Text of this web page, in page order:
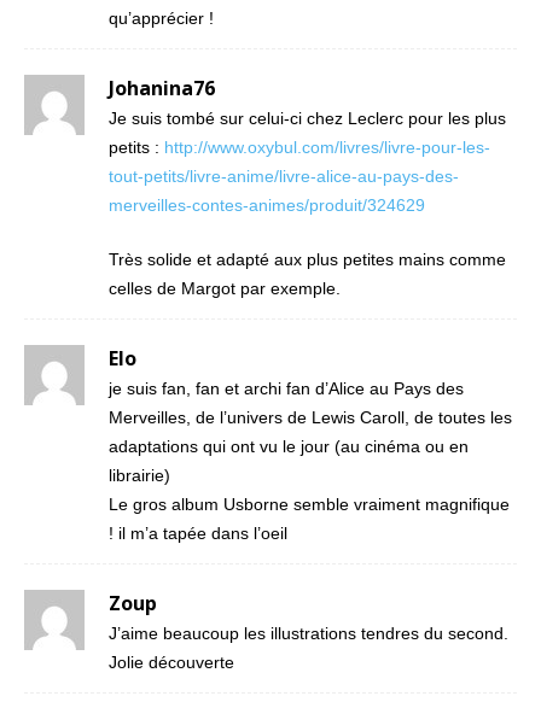
qu’apprécier !
Johanina76
Je suis tombé sur celui-ci chez Leclerc pour les plus
petits : http://www.oxybul.com/livres/livre-pour-les-
tout-petits/livre-anime/livre-alice-au-pays-des-
merveilles-contes-animes/produit/324629
Très solide et adapté aux plus petites mains comme
celles de Margot par exemple.
Elo
je suis fan, fan et archi fan d’Alice au Pays des
Merveilles, de l’univers de Lewis Caroll, de toutes les
adaptations qui ont vu le jour (au cinéma ou en
librairie)
Le gros album Usborne semble vraiment magnifique
! il m’a tapée dans l’oeil
Zoup
J’aime beaucoup les illustrations tendres du second.
Jolie découverte